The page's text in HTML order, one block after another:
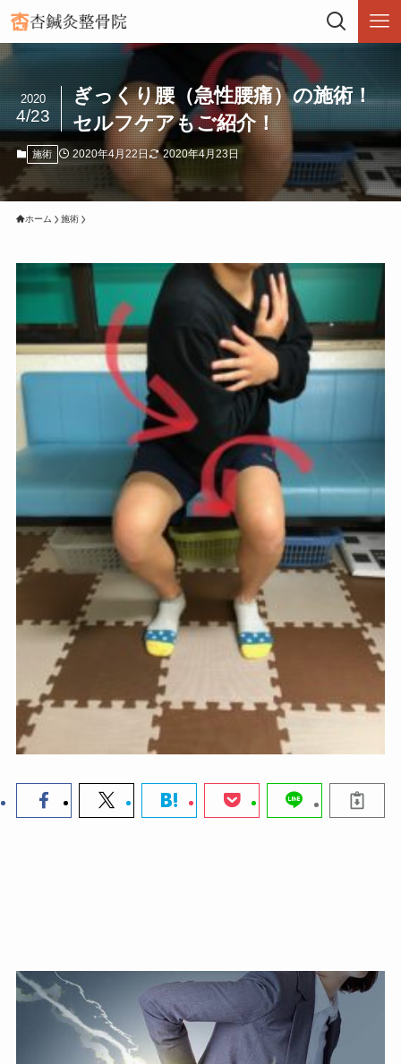
ぎっくり腰（急性腰痛）の施術！
セルフケアもご紹介！
2020
4/23
施術 2020年4月22日 2020年4月23日
ホーム 施術